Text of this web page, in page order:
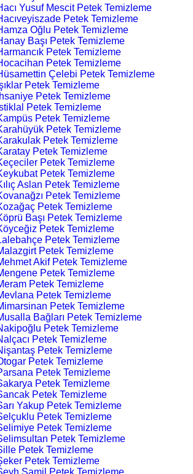
Yusuf Mescit Petek Temizleme
Petek Temizleme
Oğlu Petek Temizleme
Başı Petek Temizleme
Petek Temizleme
Petek Temizleme
Çelebi Petek Temizleme
Petek Temizleme
İhsaniye Petek Temizleme
Petek Temizleme
Petek Temizleme
Petek Temizleme
Petek Temizleme
Petek Temizleme
Petek Temizleme
Petek Temizleme
Aslan Petek Temizleme
Petek Temizleme
Petek Temizleme
Başı Petek Temizleme
Petek Temizleme
Petek Temizleme
Petek Temizleme
Akif Petek Temizleme
Petek Temizleme
Petek Temizleme
Petek Temizleme
Petek Temizleme
Bağları Petek Temizleme
Petek Temizleme
Petek Temizleme
Petek Temizleme
Petek Temizleme
Petek Temizleme
Petek Temizleme
Petek Temizleme
Yakup Petek Temizleme
Petek Temizleme
Petek Temizleme
Petek Temizleme
Petek Temizleme
Petek Temizleme